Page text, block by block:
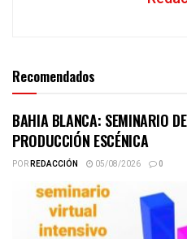
Recomendados
BAHIA BLANCA: SEMINARIO
PRODUCCIÓN ESCÉNICA
PORREDACCIÓN 05/08/2026 0